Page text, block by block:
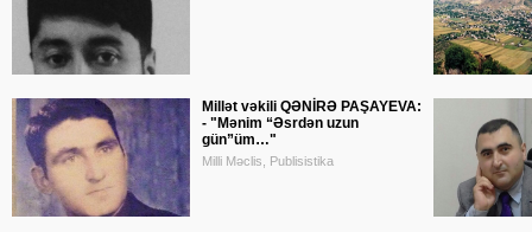
Millət vəkili QƏNİRƏ PAŞAYEVA:
- "Mənim “Əsrdən uzun
gün”üm…"
Milli Məclis, Publisistika